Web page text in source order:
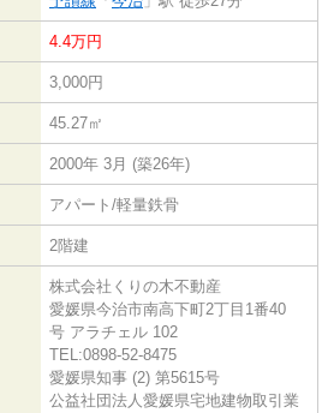
4.4万円
3,000円
45.27㎡
2000年 3月 (築26年)
アパート/軽量鉄骨
2階建
株式会社くりの木不動産
愛媛県今治市南高下町2丁目1番40
号 アラチェル 102
TEL:0898-52-8475
愛媛県知事 (2) 第5615号
公益社団法人愛媛県宅地建物取引業